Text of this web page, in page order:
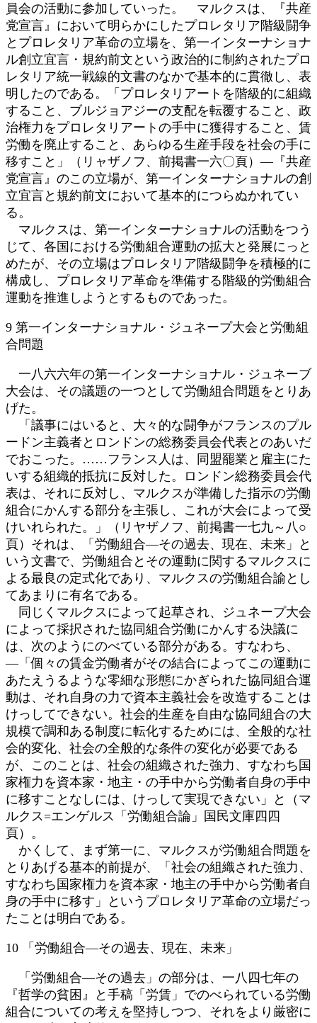
員会の活動に参加していった。 マルクスは、『共産
党宣言』において明らかにしたプロレタリア階級闘争
とプロレタリア革命の立場を、第一インターナショナ
ル創立宜言・規約前文という政治的に制約されたプロ
レタリア統一戦線的文書のなかで基本的に貫徹し、表
明したのである。「プロレタリアートを階級的に組織
すること、ブルジョアジーの支配を転覆すること、政
治権力をプロレタリアートの手中に獲得すること、賃
労働を廃止すること、あらゆる生産手段を社会の手に
移すこと」（リャザノフ、前掲書一六〇頁）―『共産
党宣言』のこの立場が、第一インターナショナルの創
立宜言と規約前文において基本的につらぬかれてい
る。
マルクスは、第一インターナショナルの活動をつう
じて、各国における労働組合運動の拡大と発展にっと
めたが、その立場はプロレタリア階級闘争を積極的に
構成し、プロレタリア革命を準備する階級的労働組合
運動を推進しようとするものであった。
9 第一インターナショナル・ジュネープ大会と労働組
合問題
一八六六年の第一インターナショナル・ジュネーブ
大会は、その議題の一つとして労働組合問題をとりあ
げた。
「議事にはいると、大々的な闘争がフランスのプル
ードン主義者とロンドンの総務委員会代表とのあいだ
でおこった。……フランス人は、同盟罷業と雇主にた
いする組織的抵抗に反対した。ロンドン総務委員会代
表は、それに反対し、マルクスが準備した指示の労働
組合にかんする部分を主張し、これが大会によって受
けいれられた。」（リヤザノフ、前掲書一七九～八○
頁）それは、「労働組合―その過去、現在、未来」と
いう文書で、労働組合とその運動に関するマルクスに
よる最良の定式化であり、マルクスの労働組合諭とし
てあまりに有名である。
同じくマルクスによって起草され、ジュネープ大会
によって採択された協同組合労働にかんする決議に
は、次のようにのべている部分がある。すなわち、
―「個々の賃金労働者がその結合によってこの運動に
あたえうるような零細な形態にかぎられた協同組合運
動は、それ自身の力で資本主義社会を改造することは
けっしてできない。社会的生産を自由な協同組合の大
規模で調和ある制度に転化するためには、全般的な社
会的変化、社会の全般的な条件の変化が必要である
が、このことは、社会の組織された強力、すなわち国
家権力を資本家・地主・の手中から労働者自身の手中
に移すことなしには、けっして実現できない」と（マ
ルクス=エンゲルス「労働組合論」国民文庫四四
頁）。
かくして、まず第一に、マルクスが労働組合問題を
とりあげる基本的前提が、「社会の組織された強力、
すなわち国家権力を資本家・地主の手中から労働者自
身の手中に移す」というプロレタリア革命の立場だっ
たことは明白である。
10 「労働組合―その過去、現在、未来」
「労働組合―その過去」の部分は、一八四七年の
『哲学の貧困』と手稿「労賃」でのべられている労働
組合についての考えを堅持しつつ、それをより厳密に